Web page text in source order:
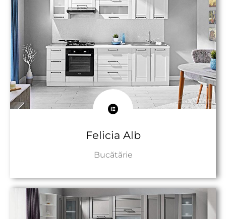
Felicia Alb
Bucătărie
Către Produs